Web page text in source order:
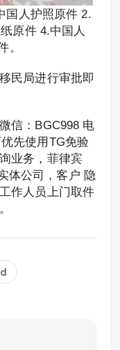
国人护照原件 2.
原件 4.中国人
。
民局进行审批即
信：BGC998 电
先使用TG免验
业务，菲律宾
体公司，客户 隐
作人员上门取件